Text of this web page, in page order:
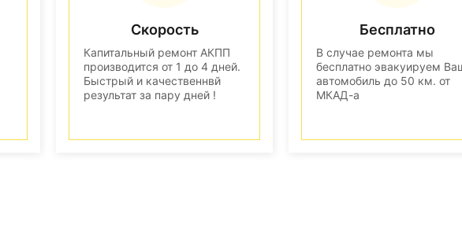
Скорость
Капитальный ремонт АКПП
производится от 1 до 4 дней.
Быстрый и качественнвй
результат за пару дней !
Бесплатно
В случае ремонта мы
бесплатно эвакуируем
автомобиль до 50 км. от
МКАД-а